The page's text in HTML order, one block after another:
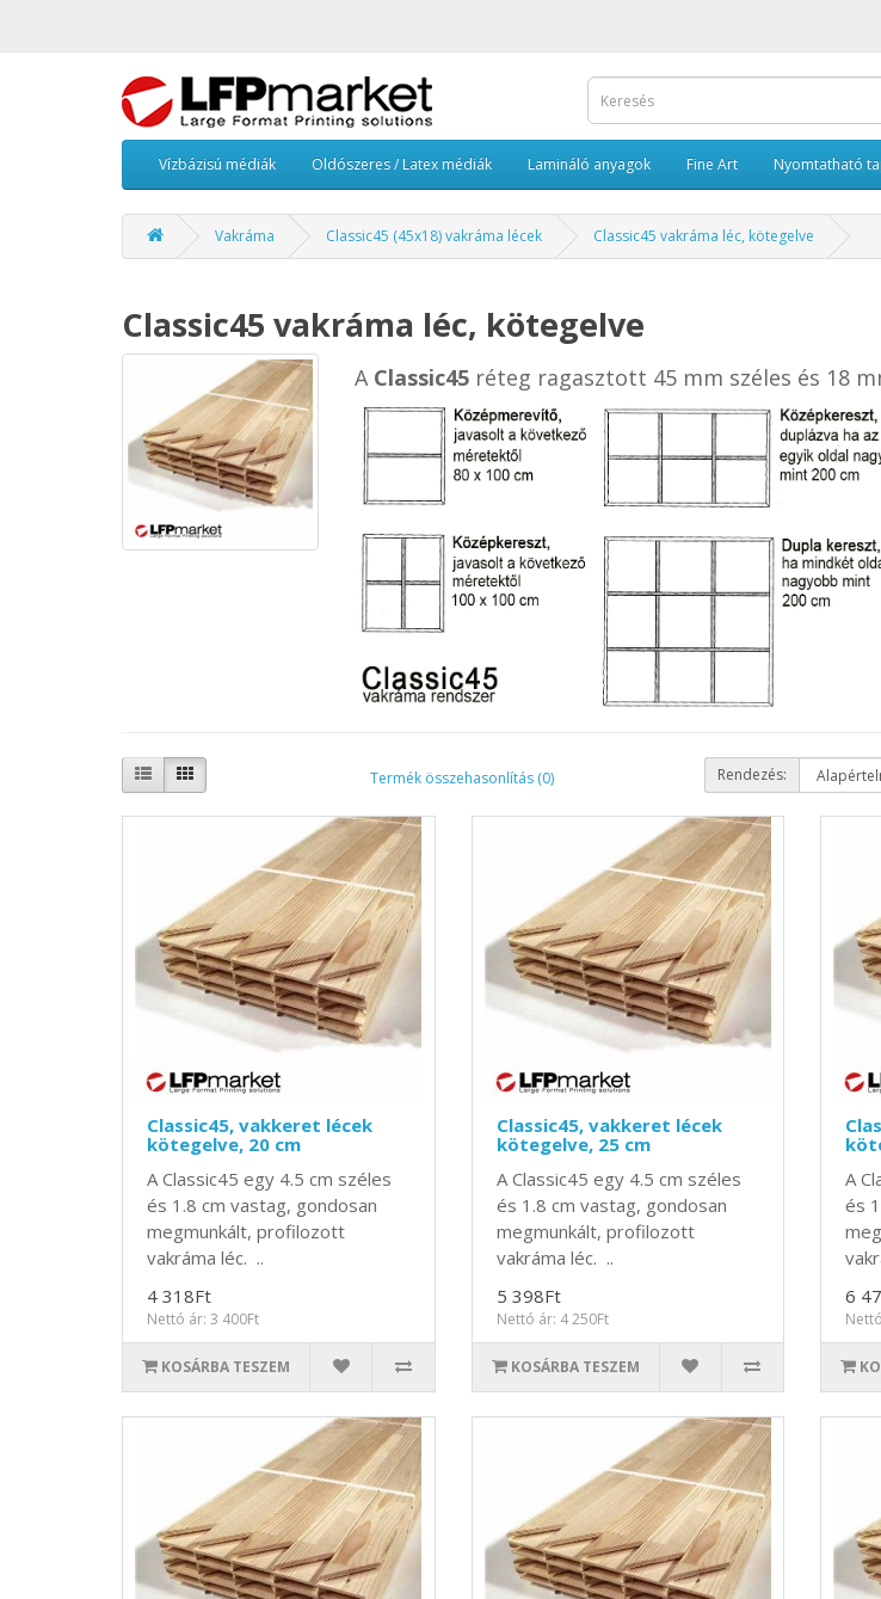
Vízbázisú médiák Oldószeres / Latex médiák Lamináló anyagok Fine Art Nyomtatható
Vakráma Classic45 (45x18) vakráma lécek Classic45 vakráma léc, kötegelve
Classic45 vakráma léc, kötegelve
A Classic45 réteg ragasztott 45 mm széles és 18
Termék összehasonlítás (0) Rendezés:
Classic45, vakkeret lécek
kötegelve, 20 cm
A Classic45 egy 4.5 cm széles
és 1.8 cm vastag, gondosan
megmunkált, profilozott
vakráma léc. ..
4 318Ft
Nettó ár: 3 400Ft
KOSÁRBA TESZEM
Classic45, vakkeret lécek
kötegelve, 25 cm
A Classic45 egy 4.5 cm széles
és 1.8 cm vastag, gondosan
megmunkált, profilozott
vakráma léc. ..
5 398Ft
Nettó ár: 4 250Ft
KOSÁRBA TESZEM
A
és
6